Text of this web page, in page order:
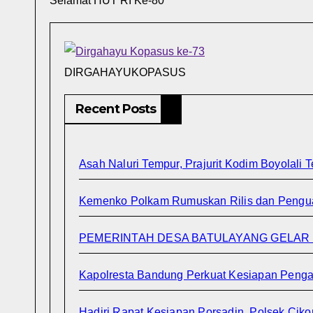
DIRGAHAYUKOPASUS
Recent Posts
Asah Naluri Tempur, Prajurit Kodim Boyolali
Kemenko Polkam Rumuskan Rilis dan
PEMERINTAH DESA BATULAYANG
Kapolresta Bandung Perkuat Kesiapan